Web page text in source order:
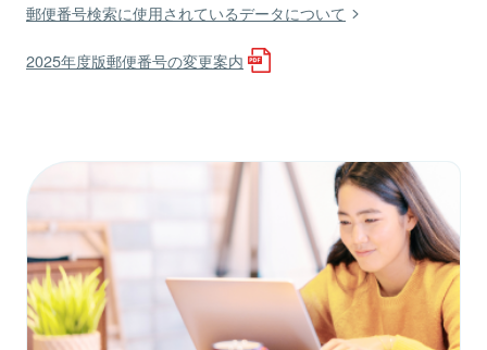
郵便番号検索に使用されているデータについて
2025年度版郵便番号の変更案内